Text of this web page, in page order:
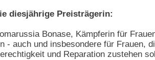
diesjährige Preisträgerin:
Bonase, Kämpferin für
- auch und insbesondere für Frauen,
und Reparation zustehen